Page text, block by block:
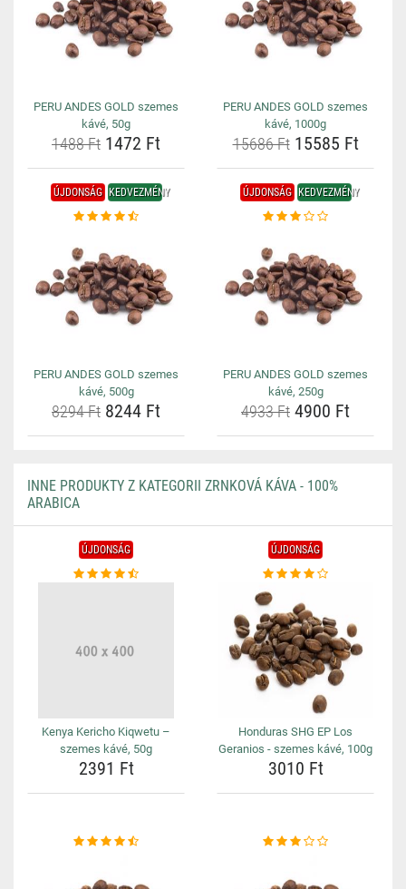
PERU ANDES GOLD szemes
kávé, 50g
1488 Ft 1472 Ft
PERU ANDES GOLD szemes
kávé, 1000g
15686 Ft15585 Ft
ÚJDONSÁG KEDVEZMÉNY
PERU ANDES GOLD szemes
kávé, 500g
8294 Ft 8244 Ft
ÚJDONSÁG KEDVEZMÉNY
PERU ANDES GOLD szemes
kávé, 250g
4933 Ft 4900 Ft
INNE PRODUKTY Z KATEGORII ZRNKOVÁ KÁVA - 100%
ARABICA
ÚJDONSÁG
Kenya Kericho Kiqwetu –
szemes kávé, 50g
2391 Ft
ÚJDONSÁG
Honduras SHG EP Los
Geranios - szemes kávé, 100g
3010 Ft